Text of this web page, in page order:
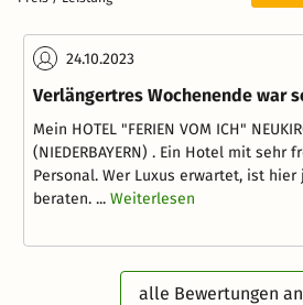
24.10.2023
Verlängertres Wochenende war
Mein HOTEL "FERIEN VOM ICH"
(NIEDERBAYERN) . Ein Hotel mit sehr
Personal. Wer Luxus erwartet, ist hier
beraten. ... Weiterlesen
alle Bewertungen